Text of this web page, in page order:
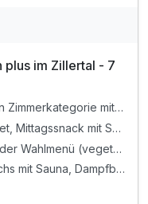
plus im Zillertal - 7
7 Tage / 6 Nächte in der gebuchten Zimmerkategorie mit All Inklusive
täglich reichhaltiges Frühstücksbuffet, Mittagssnack mit Suppen, Salaten und kleinen Gerichten, Kaffee und Kuchen am Nachmittag
täglich Abendessen in Buffetform oder Wahlmenü (vegetarisch möglich) sowie Auswahl an Getränken (Bier, Tischwein, alkoholfreie Getränke) von 16-20 Uhr (im Speisesaal, nicht im Restaurant)
täglich Nutzung des Wellnessbereichs mit Sauna, Dampfbad und Infrarotkabine